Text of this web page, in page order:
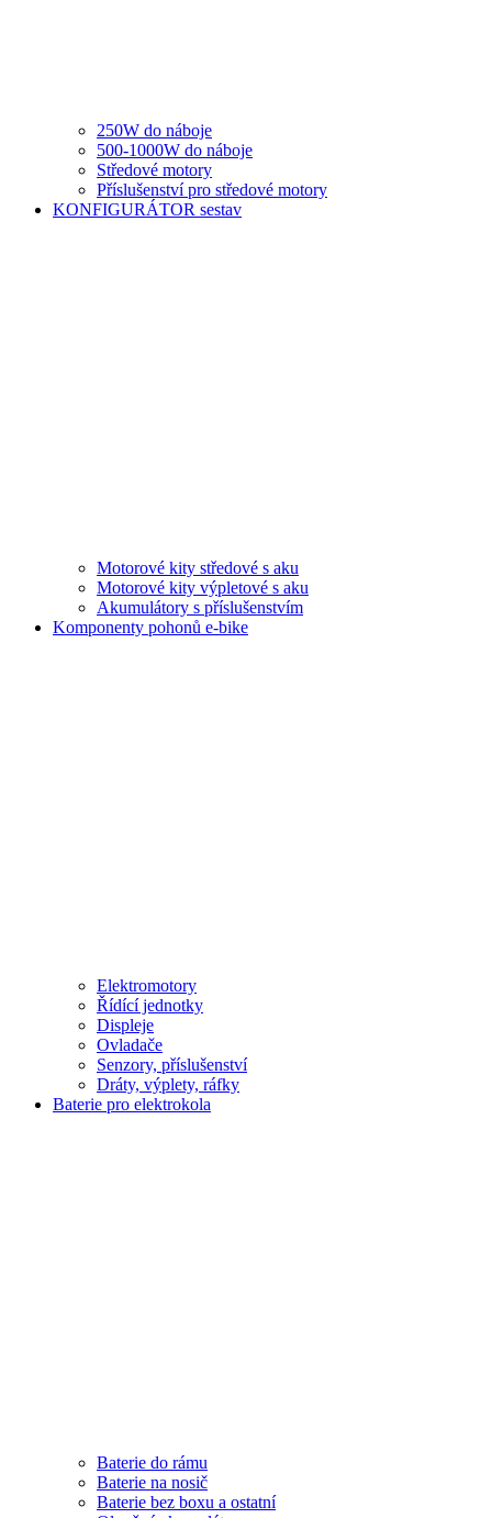
250W do náboje
500-1000W do náboje
Středové motory
Příslušenství pro středové motory
KONFIGURÁTOR sestav
Motorové kity středové s aku
Motorové kity výpletové s aku
Akumulátory s příslušenstvím
Komponenty pohonů e-bike
Elektromotory
Řídící jednotky
Displeje
Ovladače
Senzory, příslušenství
Dráty, výplety, ráfky
Baterie pro elektrokola
Baterie do rámu
Baterie na nosič
Baterie bez boxu a ostatní